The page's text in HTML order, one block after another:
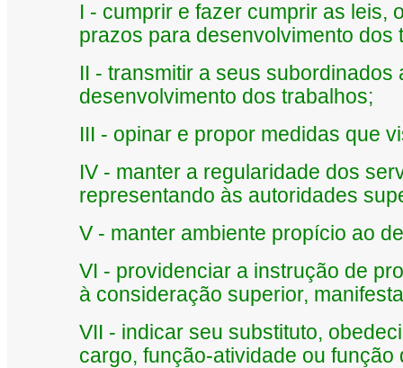
I - cumprir e fazer cumprir as leis,
prazos para desenvolvimento
II - transmitir a seus
desenvolvimento dos trabalhos;
III - opinar e propor medidas que
IV - manter a regularidade dos
representando às autoridades
V - manter ambiente propício ao
VI - providenciar a instrução de
à consideração superior,
VII - indicar seu substituto,
cargo, função-atividade ou função